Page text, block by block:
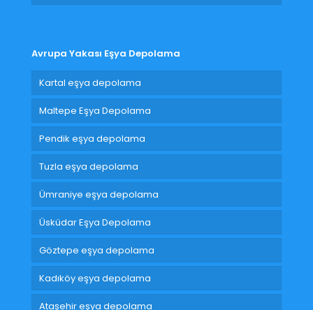
Avrupa Yakası Eşya Depolama
Kartal eşya depolama
Maltepe Eşya Depolama
Pendik eşya depolama
Tuzla eşya depolama
Ümraniye eşya depolama
Üsküdar Eşya Depolama
Göztepe eşya depolama
Kadıköy eşya depolama
Ataşehir eşya depolama